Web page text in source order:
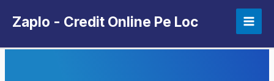
Zaplo - Credit Online Pe Loc